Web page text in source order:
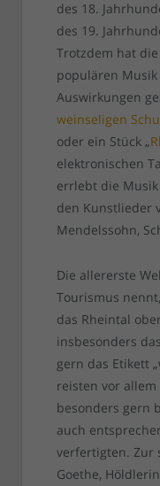
des 18.
des 19.
Trotzdem hat
populären
Auswirkungen
weinseligen
oder ein Stück „
elektronischen
errlebt die
den Kunstlieder
Mendelssohn,
Die allererste
Tourismus
das Rheintal
insbesonders
gern das Etikett
reisten vor
besonders gern
auch
verfertigten. Zur
Goethe,